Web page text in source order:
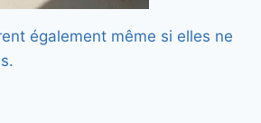
également même si elles ne